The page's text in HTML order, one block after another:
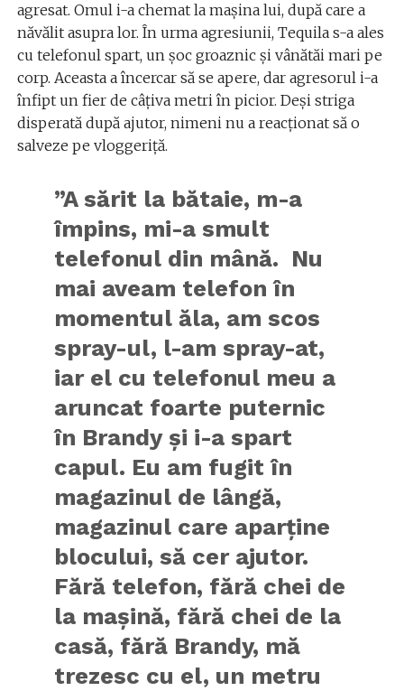
agresat. Omul i-a chemat la mașina lui, după care a
năvălit asupra lor. În urma agresiunii, Tequila s-a ales
cu telefonul spart, un șoc groaznic și vânătăi mari pe
corp. Aceasta a încercar să se apere, dar agresorul i-a
înfipt un fier de câțiva metri în picior. Deși striga
disperată după ajutor, nimeni nu a reacționat să o
salveze pe vloggeriță.
”A sărit la bătaie, m-a
împins, mi-a smult
telefonul din mână. Nu
mai aveam telefon în
momentul ăla, am scos
spray-ul, l-am spray-at,
iar el cu telefonul meu a
aruncat foarte puternic
în Brandy și i-a spart
capul. Eu am fugit în
magazinul de lângă,
magazinul care aparține
blocului, să cer ajutor.
Fără telefon, fără chei de
la mașină, fără chei de la
casă, fără Brandy, mă
trezesc cu el, un metru